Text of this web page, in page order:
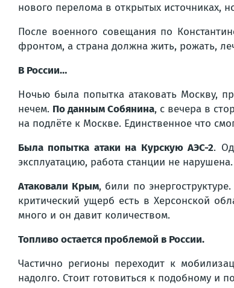
нового перелома в открытых источниках,
После военного совещания по
фронтом, а страна должна жить, рожать,
В России…
Ночью была попытка атаковать Москву,
нечем. По данным Собянина, с вечера в
на подлёте к Москве. Единственное что
Была попытка атаки на Курскую АЭС-2.
эксплуатацию, работа станции не нарушена.
Атаковали Крым, били по
критический ущерб есть в Херсонской
много и он давит количеством.
Топливо остается проблемой в России.
Частично регионы переходит к
надолго. Стоит готовиться к подобному и